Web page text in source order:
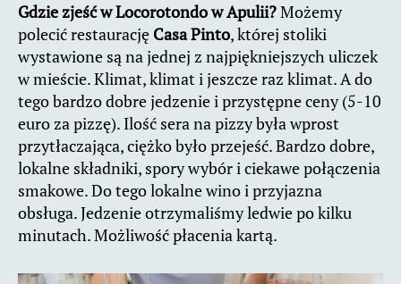
Gdzie zjeść w Locorotondo w Apulii?Możemy
polecić restaurację Casa Pinto, której stoliki
wystawione są na jednej z najpiękniejszych uliczek
w mieście. Klimat, klimat i jeszcze raz klimat. A do
tego bardzo dobre jedzenie i przystępne ceny (5-10
euro za pizzę). Ilość sera na pizzy była wprost
przytłaczająca, ciężko było przejeść. Bardzo dobre,
lokalne składniki, spory wybór i ciekawe połączenia
smakowe. Do tego lokalne wino i przyjazna
obsługa. Jedzenie otrzymaliśmy ledwie po kilku
minutach. Możliwość płacenia kartą.